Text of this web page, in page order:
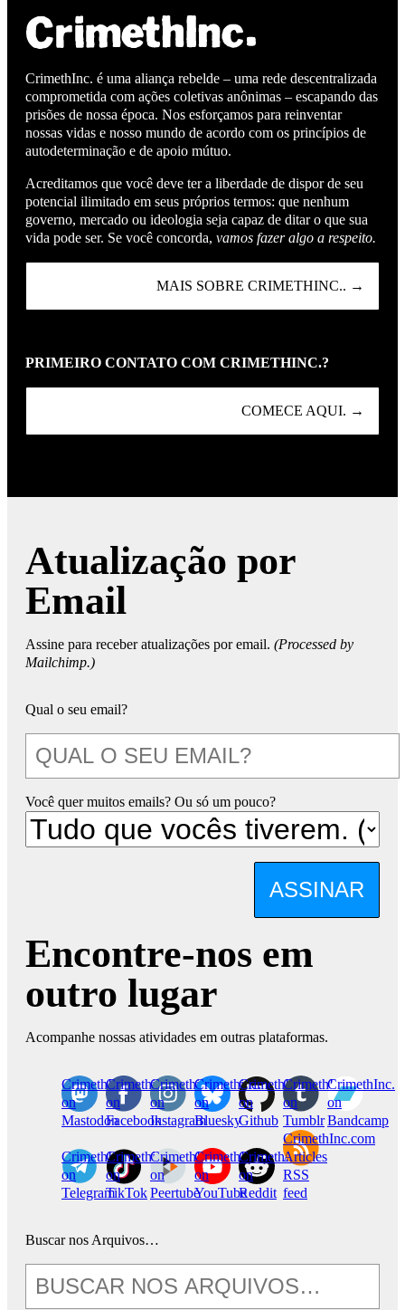
CrimethInc. é uma aliança rebelde – uma rede descentralizada
comprometida com ações coletivas anônimas – escapando das
prisões de nossa época. Nos esforçamos para reinventar
nossas vidas e nosso mundo de acordo com os princípios de
autodeterminação e de apoio mútuo.
Acreditamos que você deve ter a liberdade de dispor de seu
potencial ilimitado em seus próprios termos: que nenhum
governo, mercado ou ideologia seja capaz de ditar o que sua
vida pode ser. Se você concorda, vamos fazer algo a respeito.
MAIS SOBRE CRIMETHINC.. →
PRIMEIRO CONTATO COM CRIMETHINC.?
COMECE AQUI. →
Atualização por
Email
Assine para receber atualizações por email. (Processed by
Mailchimp.)
Qual o seu email?
Você quer muitos emails? Ou só um pouco?
ASSINAR
Encontre-nos em
outro lugar
Acompanhe nossas atividades em outras plataformas.
CrimethInc.
on
Mastodon
Crimethinc.
on
Facebook
Crimethinc.
on
Instagram
Crimethinc.
on
Bluesky
CrimethInc.
on
Github
CrimethInc.
on
Tumblr
CrimethInc.
on
Bandcamp
CrimethInc.
on
Telegram
Crimethinc.
on
TikTok
CrimethInc.
on
Peertube
CrimethInc.
on
YouTube
CrimethInc.
on
Reddit
CrimethInc.com
Articles
RSS
feed
Buscar nos Arquivos…